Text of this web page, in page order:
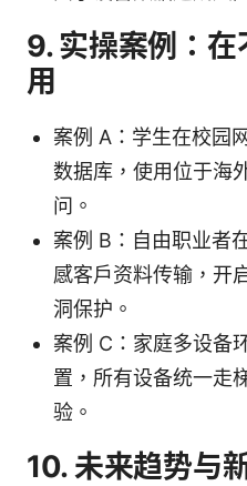
9. 实操案例：
用
案例 A：学生在校园
数据库，使用位于海
问。
案例 B：自由职业者
感客户资料传输，开
洞保护。
案例 C：家庭多设备
置，所有设备统一走
验。
10. 未来趋势与